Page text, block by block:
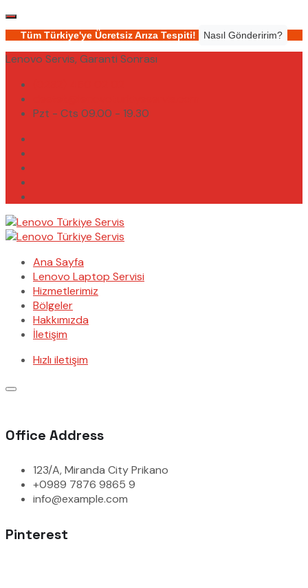
Tüm Türkiye'ye Ücretsiz Arıza Tespiti! Nasıl Gönderirim?
Lenovo Servis, Garanti Sonrası
Pzt - Cts 09.00 - 19.30
Ana Sayfa
Lenovo Laptop Servisi
Hizmetlerimiz
Bölgeler
Hakkımızda
İletişim
Hızlı iletişim
Office Address
123/A, Miranda City Prikano
+0989 7876 9865 9
info@example.com
Pinterest